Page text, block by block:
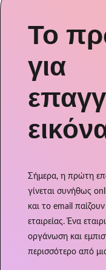
Το
για
Σήμερα, η πρώτη
γίνεται συνήθως
και το email
εταιρείας. Ένα
οργάνωση και
περισσότερο από